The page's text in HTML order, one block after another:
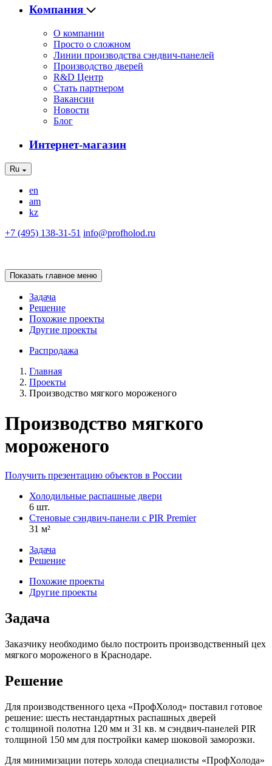
Компания
О компании
Просто о сложном
Линии производства сэндвич-панелей
Производство дверей
R&D Центр
Стать партнером
Вакансии
Новости
Блог
Интернет-магазин
Ru
en
am
kz
+7 (495) 138-31-51 info@profholod.ru
Показать главное меню
Задача
Решение
Похожие проекты
Другие проекты
Распродажа
Главная
Проекты
Производство мягкого мороженого
Производство мягкого
мороженого
Получить презентацию объектов в России
Холодильные распашные двери
6 шт.
Стеновые сэндвич-панели с PIR Premier
31 м²
Задача
Решение
Похожие проекты
Другие проекты
Задача
Заказчику необходимо было построить производственный цех
мягкого мороженого в Краснодаре.
Решение
Для производственного цеха «ПрофХолод» поставил готовое
решение: шесть нестандартных распашных дверей
с толщиной полотна 120 мм и 31 кв. м сэндвич-панелей PIR
толщиной 150 мм для постройки камер шоковой заморозки.
Для минимизации потерь холода специалисты «ПрофХолода»